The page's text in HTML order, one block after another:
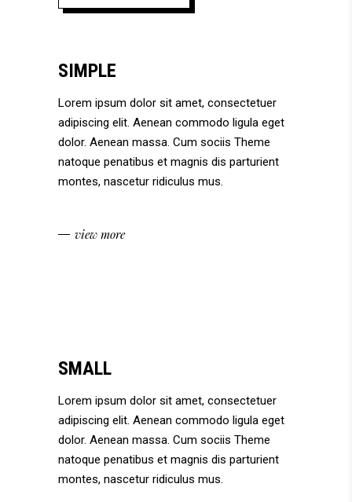
SIMPLE
Lorem ipsum dolor sit amet, consectetuer
adipiscing elit. Aenean commodo ligula eget
dolor. Aenean massa. Cum sociis Theme
natoque penatibus et magnis dis parturient
montes, nascetur ridiculus mus.
view more
SMALL
Lorem ipsum dolor sit amet, consectetuer
adipiscing elit. Aenean commodo ligula eget
dolor. Aenean massa. Cum sociis Theme
natoque penatibus et magnis dis parturient
montes, nascetur ridiculus mus.